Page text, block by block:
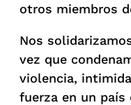
otros miembros
Nos
vez que
violencia,
fuerza en un país